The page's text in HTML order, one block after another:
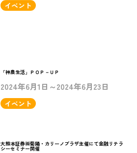
イベント
「神農生活」ＰＯＰ－ＵＰ
2024年6月1日～2024年6月23日
イベント
大熊本証券㈱菊陽・カリーノプラザ主催にて金融リテラ
シーセミナー開催